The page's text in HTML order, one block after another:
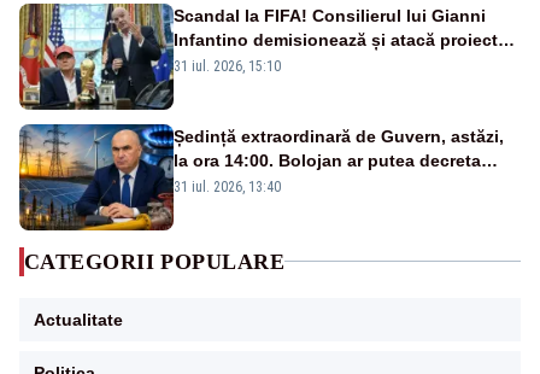
Scandal la FIFA! Consilierul lui Gianni
Infantino demisionează și atacă proiectul
privind investitorii străini
31 iul. 2026, 15:10
Ședință extraordinară de Guvern, astăzi,
la ora 14:00. Bolojan ar putea decreta
stare de urgență energetică
31 iul. 2026, 13:40
CATEGORII POPULARE
Actualitate